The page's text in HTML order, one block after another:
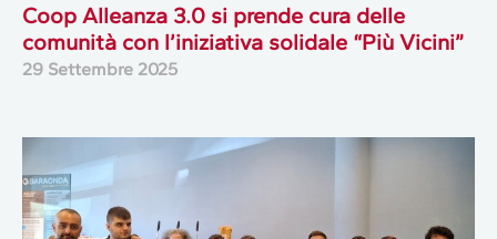
Coop Alleanza 3.0 si prende cura delle
comunità con l’iniziativa solidale “Più Vicini”
29 Settembre 2025